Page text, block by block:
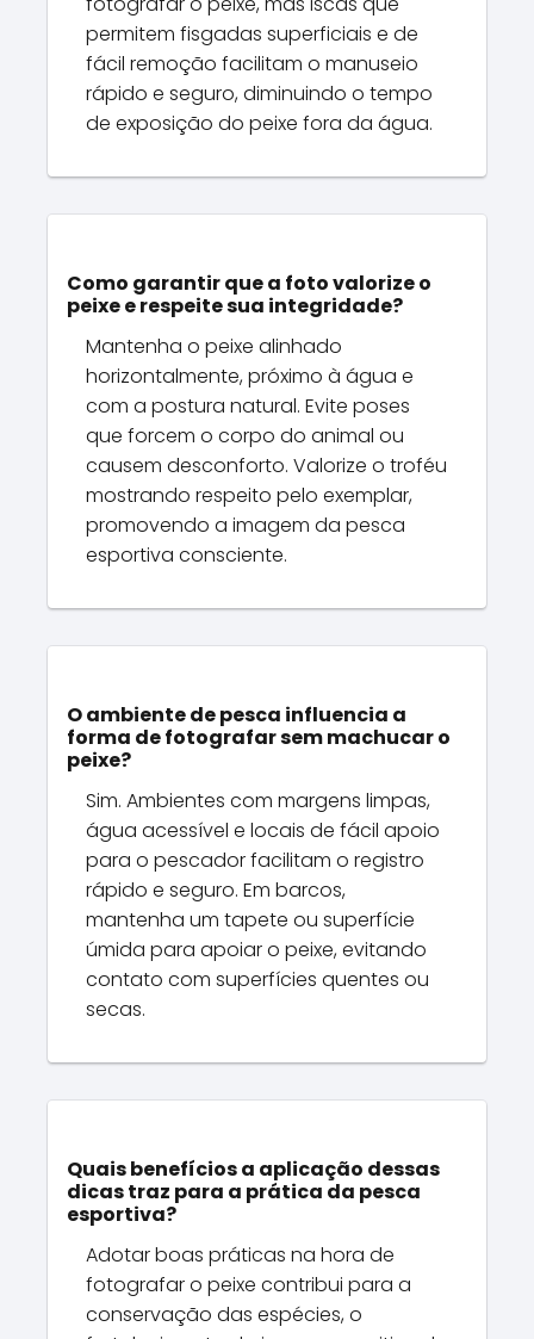
permitem fisgadas superficiais e de
fácil remoção facilitam o manuseio
rápido e seguro, diminuindo o tempo
de exposição do peixe fora da água.
Como garantir que a foto valorize o
peixe e respeite sua integridade?
Mantenha o peixe alinhado
horizontalmente, próximo à água e
com a postura natural. Evite poses
que forcem o corpo do animal ou
causem desconforto. Valorize o troféu
mostrando respeito pelo exemplar,
promovendo a imagem da pesca
esportiva consciente.
O ambiente de pesca influencia a
forma de fotografar sem machucar o
peixe?
Sim. Ambientes com margens limpas,
água acessível e locais de fácil apoio
para o pescador facilitam o registro
rápido e seguro. Em barcos,
mantenha um tapete ou superfície
úmida para apoiar o peixe, evitando
contato com superfícies quentes ou
secas.
Quais benefícios a aplicação dessas
dicas traz para a prática da pesca
esportiva?
Adotar boas práticas na hora de
fotografar o peixe contribui para a
conservação das espécies, o